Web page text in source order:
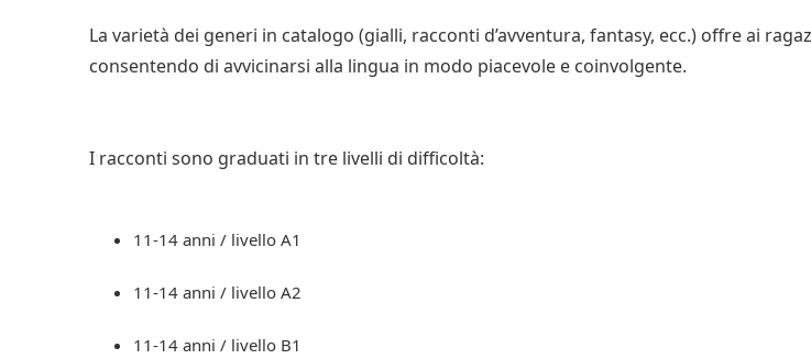
La varietà dei generi in catalogo (gialli, racconti d’avventura, fantasy, ecc.) offre ai
consentendo di avvicinarsi alla lingua in modo piacevole e coinvolgente.
I racconti sono graduati in tre livelli di difficoltà:
11-14 anni / livello A1
11-14 anni / livello A2
11-14 anni / livello B1